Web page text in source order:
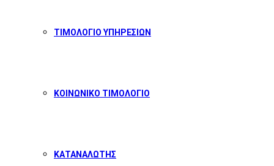
ΤΙΜΟΛΟΓΙΟ ΥΠΗΡΕΣΙΩΝ
ΚΟΙΝΩΝΙΚΟ ΤΙΜΟΛΟΓΙΟ
ΚΑΤΑΝΑΛΩΤΗΣ